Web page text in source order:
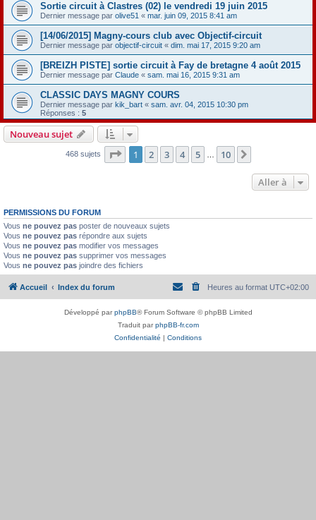
Sortie circuit à Clastres (02) le vendredi 19 juin 2015
Dernier message par olive51 « mar. juin 09, 2015 8:41 am
[14/06/2015] Magny-cours club avec Objectif-circuit
Dernier message par objectif-circuit « dim. mai 17, 2015 9:20 am
[BREIZH PISTE] sortie circuit à Fay de bretagne 4 août 2015
Dernier message par Claude « sam. mai 16, 2015 9:31 am
CLASSIC DAYS MAGNY COURS
Dernier message par kik_bart « sam. avr. 04, 2015 10:30 pm
Réponses : 5
Nouveau sujet
468 sujets Page 1sur10
1 2 3 4 5 10
Aller à
PERMISSIONS DU FORUM
Vous ne pouvez pas poster de nouveaux sujets
Vous ne pouvez pas répondre aux sujets
Vous ne pouvez pas modifier vos messages
Vous ne pouvez pas supprimer vos messages
Vous ne pouvez pas joindre des fichiers
Accueil Index du forum Heures au format UTC+02:00
Développé parphpBB® Forum Software © phpBB Limited
Traduit parphpBB-fr.com
Confidentialité | Conditions